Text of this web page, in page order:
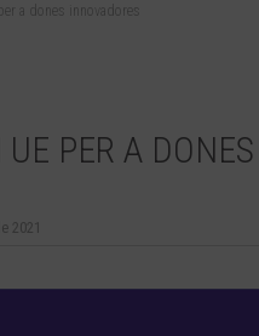
a dones innovadores
UE PER A
2021